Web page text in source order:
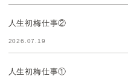
人生初梅仕事②
2026.07.19
人生初梅仕事①